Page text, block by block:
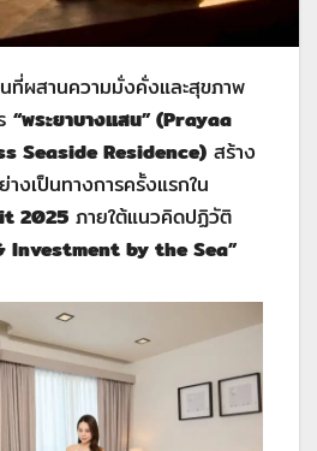
ที่ผสานความมั่งคั่งและสุขภาพ
“พระยาบางแสน” (Prayaa
Seaside Residence) สร้าง
งเป็นทางการครั้งแรกใน
2025 ภายใต้แนวคิดปฏิวัติ
Investment by the Sea”